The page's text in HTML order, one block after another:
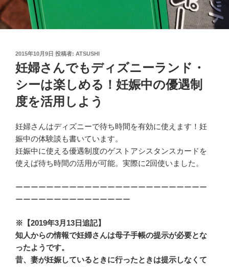
投
稿
日:
2015年10月9日 投稿者: ATSUSHI
妊婦さんでもディズニーランド・
シーは楽しめる！妊娠中の優遇制
度を活用しよう
妊婦さんはディズニーで待ち時間を有効に使えます！妊
娠中の体験談も書いています。
妊娠中に使える優遇制度のゲストアシスタンスカードを
使えば待ち時間の活用が可能。実際に2回使いました。
ーーーーーーーーーーーーーーーーーーーーーーーーー
ーーーーーーーーーーーーーーー
※【2019年3月13日追記】
知人からの情報で妊婦さんは母子手帳の提示が必要とな
ったようです。
昔、妻が妊娠しているときに行ったときは提示しなくて